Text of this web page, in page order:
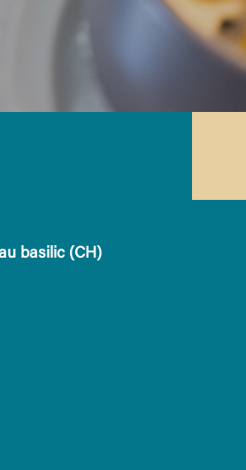
basilic (CH)